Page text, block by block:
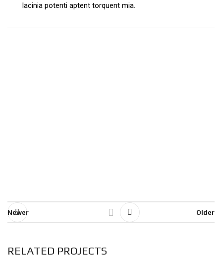
lacinia potenti aptent torquent mia.
Newer Older
RELATED PROJECTS